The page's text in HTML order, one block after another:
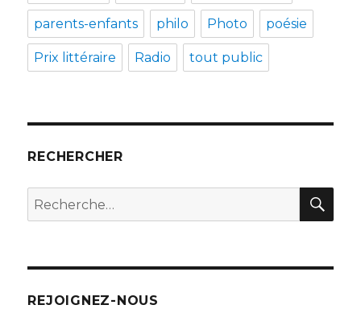
parents-enfants philo Photo poésie
Prix littéraire Radio tout public
RECHERCHER
Recherche
pour
REJOIGNEZ-NOUS